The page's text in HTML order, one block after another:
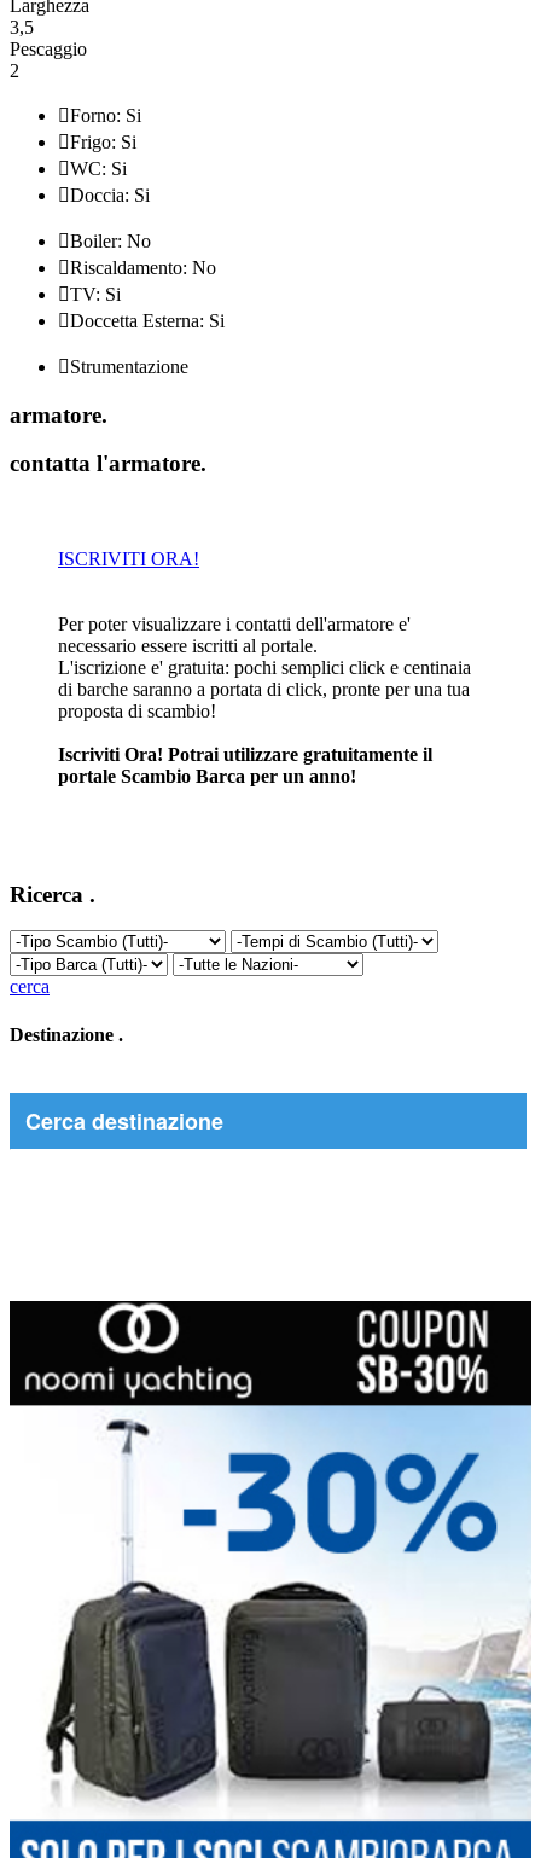
Larghezza
3,5
Pescaggio
2
Forno: Si
Frigo: Si
WC: Si
Doccia: Si
Boiler: No
Riscaldamento: No
TV: Si
Doccetta Esterna: Si
Strumentazione
armatore.
contatta l'armatore.
ISCRIVITI ORA!
Per poter visualizzare i contatti dell'armatore e'
necessario essere iscritti al portale.
L'iscrizione e' gratuita: pochi semplici click e centinaia
di barche saranno a portata di click, pronte per una tua
proposta di scambio!
Iscriviti Ora! Potrai utilizzare gratuitamente il
portale Scambio Barca per un anno!
Ricerca .
cerca
Destinazione .